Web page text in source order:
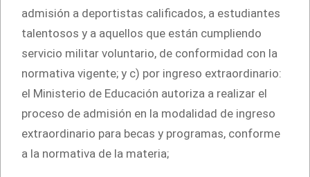
admisión a deportistas calificados, a estudiantes
talentosos y a aquellos que están cumpliendo
servicio militar voluntario, de conformidad con la
normativa vigente; y c) por ingreso extraordinario:
el Ministerio de Educación autoriza a realizar el
proceso de admisión en la modalidad de ingreso
extraordinario para becas y programas, conforme
a la normativa de la materia;